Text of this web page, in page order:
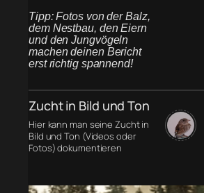
Tipp: Fotos von der Balz,
dem Nestbau, den Eiern
und den Jungvögeln
machen deinen Bericht
erst richtig spannend!
Zucht in Bild und Ton
Hier kann man seine Zucht in
Bild und Ton (Videos oder
Fotos) dokumentieren